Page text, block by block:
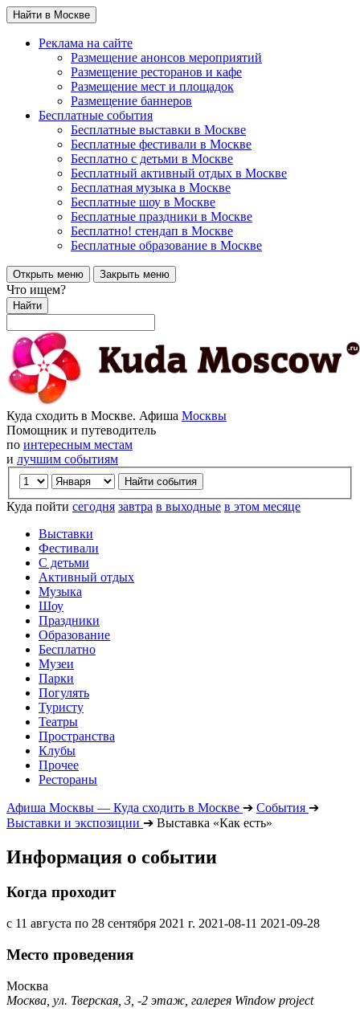
Найти в Москве
Реклама на сайте
Размещение анонсов мероприятий
Размещение ресторанов и кафе
Размещение мест и площадок
Размещение баннеров
Бесплатные события
Бесплатные выставки в Москве
Бесплатные фестивали в Москве
Бесплатно с детьми в Москве
Бесплатный активный отдых в Москве
Бесплатная музыка в Москве
Бесплатные шоу в Москве
Бесплатные праздники в Москве
Бесплатно! стендап в Москве
Бесплатные образование в Москве
Открыть меню Закрыть меню
Что ищем?
Найти
Куда сходить в Москве. Афиша Москвы
Помощник и путеводитель
по интересным местам
и лучшим событиям
Куда пойти сегодня завтра в выходные в этом месяце
Выставки
Фестивали
С детьми
Активный отдых
Музыка
Шоу
Праздники
Образование
Бесплатно
Музеи
Парки
Погулять
Туристу
Театры
Пространства
Клубы
Прочее
Рестораны
Афиша Москвы — Куда сходить в Москве ➔ События ➔
Выставки и экспозиции ➔ Выставка «Как есть»
Информация о событии
Когда проходит
с 11 августа по 28 сентября 2021 г. 2021-08-11 2021-09-28
Место проведения
Москва
Москва, ул. Тверская, 3, -2 этаж, галерея Window project